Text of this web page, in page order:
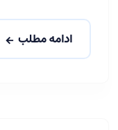
ادامه مطلب